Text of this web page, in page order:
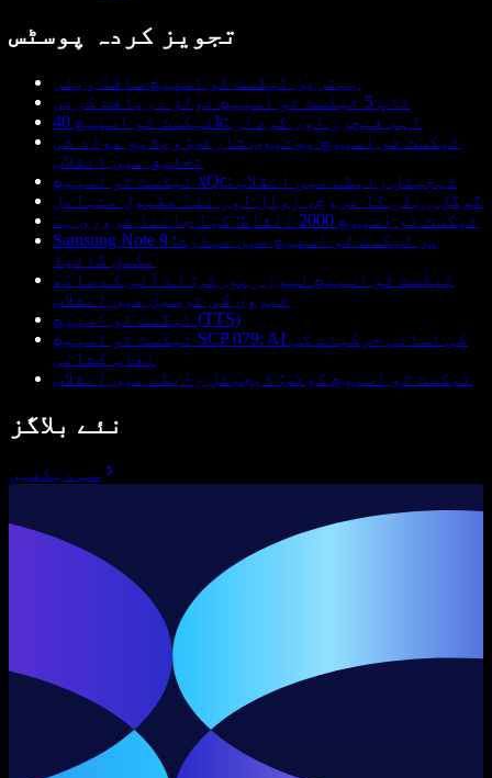
تجویز کردہ پوسٹس
بہترین ٹیکسٹ ٹو اسپیچ سافٹ ویئر
ٹاپ 5 ٹیکسٹ ٹو اسپیچ ٹولز دریافت کریں
ٹیکسٹ ٹو اسپیچ 40k: اہم فیچرز اور کردار
ٹیکسٹ ٹو اسپیچ یوٹیوب شارٹس: ویڈیو مواد کی
تخلیق میں انقلاب
ٹیکسٹ ٹو اسپیچ xQc: ڈیجیٹل رابطے میں انقلاب
گوگل ریڈر کا عروج، زوال اور نئے مقبول متبادل
ٹیکسٹ ٹو اسپیچ 2000 الفاظ: کیا جاننا ضروری ہے
Samsung Note 9 پر ٹیکسٹ ٹو اسپیچ میں مہارت:
مکمل گائیڈ
ٹیکسٹ ٹو اسپیچ نیوز رپورٹر: اے آئی کے ساتھ
خبروں کی ترسیل میں انقلاب
ٹیکسٹ ٹو اسپیچ (TTS)
ٹیکسٹ ٹو اسپیچ SCP 079: AI کی لسانی حرکیات کی
نقاب کشائی
ٹیکسٹ ٹو اسپیچ کوٹس: ڈیجیٹل رابطے میں انقلاب
نئے بلاگز
سب دیکھیں